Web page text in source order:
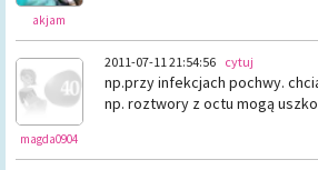
akjam
magda0904
2011-07-11 21:54:56 cytuj
np.przy infekcjach pochwy.
np. roztwory z octu mogą